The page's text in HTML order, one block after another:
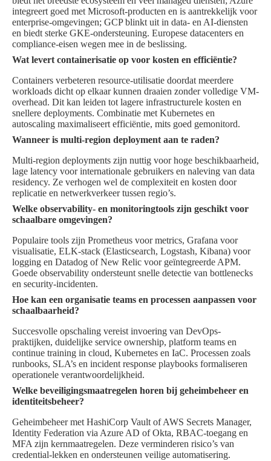
integreert goed met Microsoft-producten en is aantrekkelijk voor
enterprise-omgevingen; GCP blinkt uit in data- en AI-diensten
en biedt sterke GKE-ondersteuning. Europese datacenters en
compliance-eisen wegen mee in de beslissing.
Wat levert containerisatie op voor kosten en efficiëntie?
Containers verbeteren resource-utilisatie doordat meerdere
workloads dicht op elkaar kunnen draaien zonder volledige VM-
overhead. Dit kan leiden tot lagere infrastructurele kosten en
snellere deployments. Combinatie met Kubernetes en
autoscaling maximaliseert efficiëntie, mits goed gemonitord.
Wanneer is multi-region deployment aan te raden?
Multi-region deployments zijn nuttig voor hoge beschikbaarheid,
lage latency voor internationale gebruikers en naleving van data
residency. Ze verhogen wel de complexiteit en kosten door
replicatie en netwerkverkeer tussen regio’s.
Welke observability- en monitoringtools zijn geschikt voor
schaalbare omgevingen?
Populaire tools zijn Prometheus voor metrics, Grafana voor
visualisatie, ELK-stack (Elasticsearch, Logstash, Kibana) voor
logging en Datadog of New Relic voor geïntegreerde APM.
Goede observability ondersteunt snelle detectie van bottlenecks
en security-incidenten.
Hoe kan een organisatie teams en processen aanpassen voor
schaalbaarheid?
Succesvolle opschaling vereist invoering van DevOps-
praktijken, duidelijke service ownership, platform teams en
continue training in cloud, Kubernetes en IaC. Processen zoals
runbooks, SLA’s en incident response playbooks formaliseren
operationele verantwoordelijkheid.
Welke beveiligingsmaatregelen horen bij geheimbeheer en
identiteitsbeheer?
Geheimbeheer met HashiCorp Vault of AWS Secrets Manager,
Identity Federation via Azure AD of Okta, RBAC-toegang en
MFA zijn kernmaatregelen. Deze verminderen risico’s van
credential-lekken en ondersteunen veilige automatisering.